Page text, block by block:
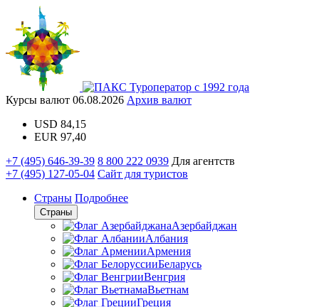
Туроператор с 1992 года
Курсы валют 06.08.2026 Архив валют
USD 84,15
EUR 97,40
+7 (495) 646-39-39 8 800 222 0939 Для агентств
+7 (495) 127-05-04 Сайт для туристов
Страны Подробнее
Страны
Азербайджан
Албания
Армения
Беларусь
Венгрия
Вьетнам
Греция